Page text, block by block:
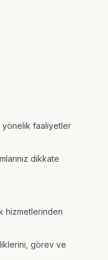
yönelik faaliyetler
dikkate
hizmetlerinden
görev ve